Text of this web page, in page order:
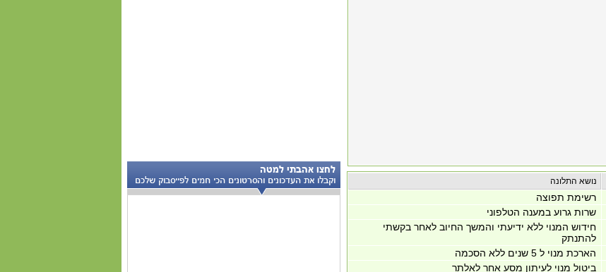
רשימת תפוצה
שרות גרוע במענה הטלפוני
חידוש המנוי ללא ידיעתי והמשך החיוב לאחר בקשתי
להתנתק
הארכת מנוי ל 5 שנים ללא הסכמה
ביטול מנוי לעיתון מסע אחר לאלתר